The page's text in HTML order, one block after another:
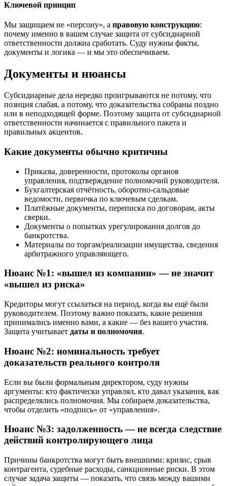
Ключевой принцип
Мы защищаем не «персону», а правовую конструкцию:
почему именно в вашем случае защита от субсидиарной
ответственности должна сработать. Суду нужны факты,
документы и логика — и мы это обеспечиваем.
Документы и нюансы
Субсидиарные дела нередко проигрываются не потому, что
позиция слабая, а потому, что доказательства собраны поздно
или в неподходящей форме. Поэтому защита от субсидиарной
ответственности начинается с правильного пакета и
правильных акцентов.
Какие документы обычно критичны
Приказы, доверенности, протоколы органов
управления, подтверждение полномочий руководителя.
Бухгалтерская отчётность, оборотно-сальдовые
ведомости, первичка по ключевым сделкам.
Платёжные документы, переписка по договорам, акты
сверки.
Документы о попытках урегулирования долгов до
банкротства.
Материалы по торгам/реализации имущества, сведения
арбитражного управляющего.
Нюанс №1: «вышел из компании» — не значит
«вышел из риска»
Кредиторы могут ссылаться на период, когда вы ещё были
руководителем. Поэтому важно показать, какие решения
принимались именно вами, а какие — без вашего участия.
Защита учитывает даты и полномочия.
Нюанс №2: номинальность требует
доказательств реального контроля
Если вы были формальным директором, суду нужны
аргументы: кто фактически управлял, кто давал указания, как
распределялись полномочия. Мы собираем доказательства,
чтобы отделить «подпись» от «управления».
Нюанс №3: задолженность — не всегда следствие
действий контролирующего лица
Причины банкротства могут быть внешними: кризис, срыв
контрагента, судебные расходы, санкционные риски. В этом
случае задача защиты — показать, что связь между вашими